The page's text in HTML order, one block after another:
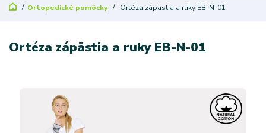
Ortopedické pomôcky Ortéza zápästia a ruky EB-N-01
Ortéza zápästia a ruky EB-N-01